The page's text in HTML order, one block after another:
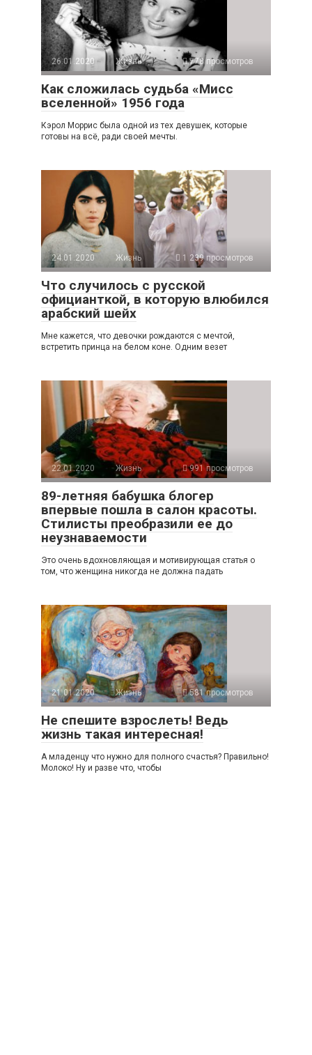
26.01.2020 Жизнь 778 просмотров
Как сложилась судьба «Мисс
вселенной» 1956 года
Кэрол Моррис была одной из тех девушек, которые
готовы на всё, ради своей мечты.
24.01.2020 Жизнь 1 239 просмотров
Что случилось с русской
официанткой, в которую влюбился
арабский шейх
Мне кажется, что девочки рождаются с мечтой,
встретить принца на белом коне. Одним везет
22.01.2020 Жизнь 991 просмотров
89-летняя бабушка блогер
впервые пошла в салон красоты.
Стилисты преобразили ее до
неузнаваемости
Это очень вдохновляющая и мотивирующая статья о
том, что женщина никогда не должна падать
21.01.2020 Жизнь 581 просмотров
Не спешите взрослеть! Ведь
жизнь такая интересная!
А младенцу что нужно для полного счастья? Правильно!
Молоко! Ну и разве что, чтобы